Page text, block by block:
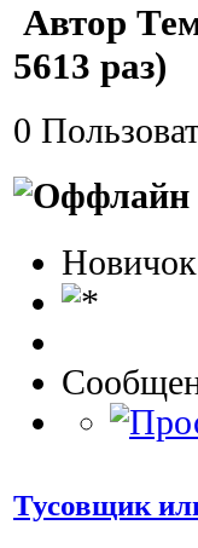
Автор
5613 раз)
0
Новичок
Тусовщик